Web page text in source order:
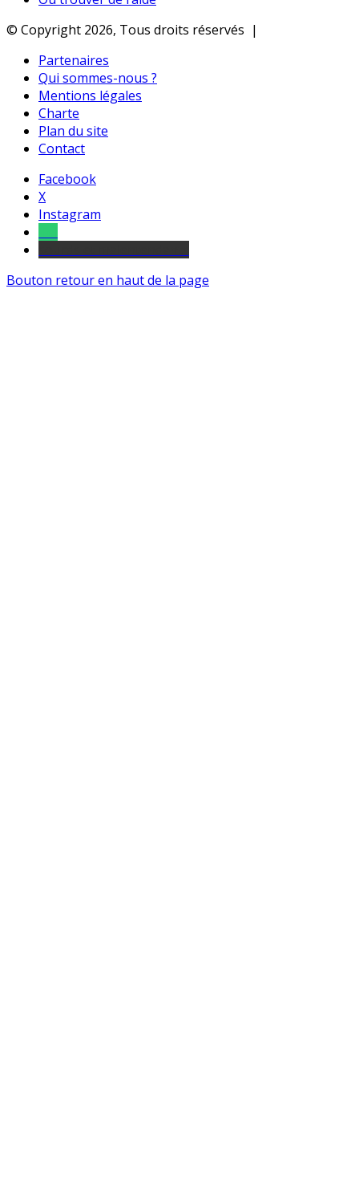
© Copyright 2026, Tous droits réservés |
Partenaires
Qui sommes-nous ?
Mentions légales
Charte
Plan du site
Contact
Facebook
X
Instagram
Bouton retour en haut de la page